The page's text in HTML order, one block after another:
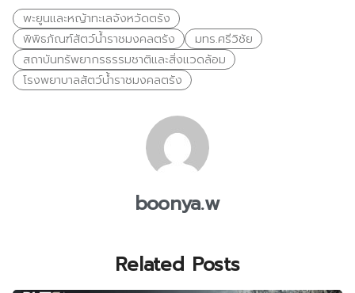
พะยูนและหญ้าทะเลจังหวัดตรัง
พิพิธภัณฑ์สัตว์น้ำราชมงคลตรัง
มทร.ศรีวิชัย
สถาบันทรัพยากรธรรมชาติและสิ่งแวดล้อม
โรงพยาบาลสัตว์น้ำราชมงคลตรัง
boonya.w
Related Posts